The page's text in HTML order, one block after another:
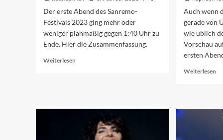
Der erste Abend des Sanremo-
Festivals 2023 ging mehr oder
weniger planmäßig gegen 1:40 Uhr zu
Ende. Hier die Zusammenfassung.
Weiterlesen
Abend
Auch wenn
gerade von
wie üblich
Vorschau
ersten
Weiterlesen